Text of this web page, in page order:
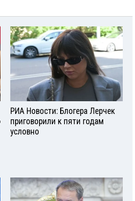
РИА Новости: Блогера Лерчек
приговорили к пяти годам
условно